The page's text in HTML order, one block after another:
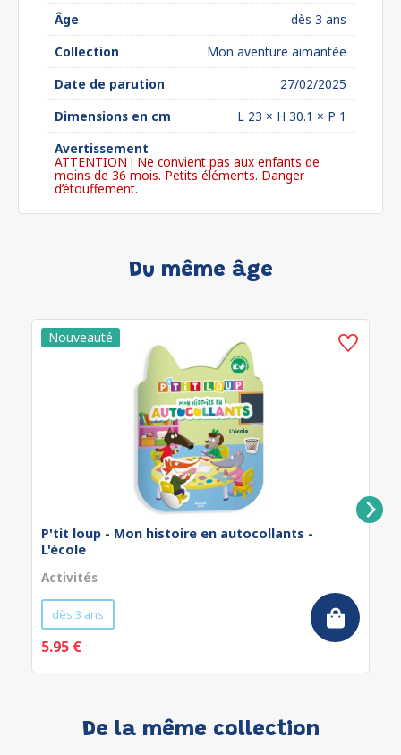
Âge
dès 3 ans
Collection
Mon aventure aimantée
Date de parution
27/02/2025
Dimensions en cm
L 23 × H 30.1 × P 1
Avertissement
ATTENTION ! Ne convient pas aux enfants de
moins de 36 mois. Petits éléments. Danger
d’étouffement.
Du même âge
P'tit loup - Mon histoire en autocollants -
L'école
Activités
dès 3 ans
5.95 €
De la même collection